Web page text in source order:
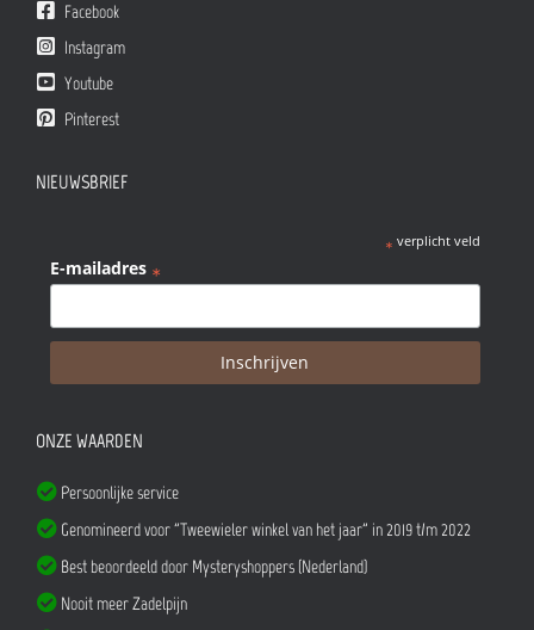
Facebook
Instagram
Youtube
Pinterest
NIEUWSBRIEF
* verplicht veld
E-mailadres *
ONZE WAARDEN
Persoonlijke service
Genomineerd voor "Tweewieler winkel van het jaar" in 2019 t/m 2022
Best beoordeeld door Mysteryshoppers (Nederland)
Nooit meer Zadelpijn